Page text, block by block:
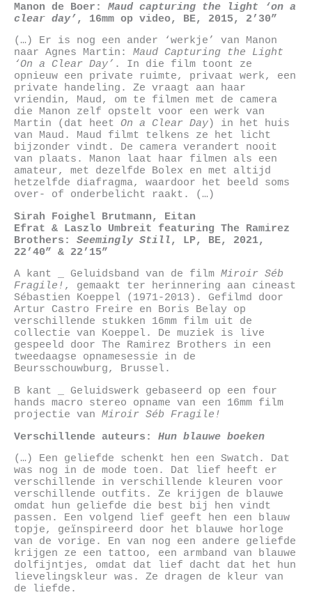
Manon de Boer:
Maud capturing the light ‘on a
clear day’ , 16mm op video, BE, 2015, 2’30”
(…) Er is nog een ander ‘werkje’ van Manon
naar Agnes Martin:
Maud Capturing the Light
‘On a Clear Day’ . In die film toont ze
opnieuw een private ruimte, privaat werk, een
private handeling. Ze vraagt aan haar
vriendin, Maud, om te filmen met de camera
die Manon zelf opstelt voor een werk van
Martin (dat heet On a Clear Day) in het huis
van Maud. Maud filmt telkens ze het licht
bijzonder vindt. De camera verandert nooit
van plaats. Manon laat haar filmen als een
amateur, met dezelfde Bolex en met altijd
hetzelfde diafragma, waardoor het beeld soms
over- of onderbelicht raakt. (…)
Sirah
Foighel
Brutmann, Eitan
Efrat
& Laszlo Umbreit
featuring The Ramirez
Brothers:
Seemingly Still,
LP, BE, 2021,
22’40” & 22’15”
A kant _ Geluidsband van de film Miroir Séb
Fragile! , gemaakt ter herinnering aan cineast
Sébastien Koeppel (1971-2013). Gefilmd door
Artur Castro Freire en Boris Belay op
verschillende stukken 16mm film uit de
collectie van Koeppel. De muziek is live
gespeeld door The Ramirez Brothers in een
tweedaagse opnamesessie in de
Beursschouwburg, Brussel.
B kant _ Geluidswerk gebaseerd op een four
hands macro stereo opname van een 16mm film
projectie van Miroir Séb Fragile!
Verschillende auteurs:
Hun blauwe boeken
(…) Een geliefde schenkt hen een Swatch. Dat
was nog in de mode toen. Dat lief heeft er
verschillende in verschillende kleuren voor
verschillende outfits. Ze krijgen de blauwe
omdat hun geliefde die best bij hen vindt
passen. Een volgend lief geeft hen een blauw
topje, geïnspireerd door het blauwe horloge
van de vorige. En van nog een andere geliefde
krijgen ze een tattoo, een armband van blauwe
dolfijntjes, omdat dat lief dacht dat het hun
lievelingskleur was. Ze dragen de kleur van
de liefde.